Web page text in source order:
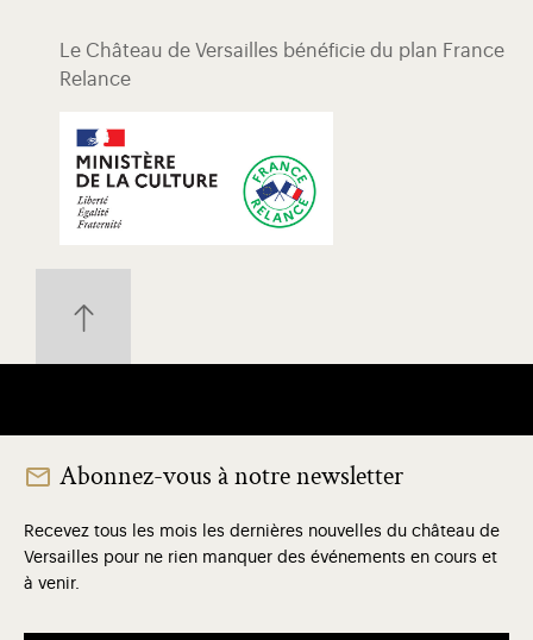
Le Château de Versailles bénéficie du plan France
Relance
Abonnez-vous à notre newsletter
Recevez tous les mois les dernières nouvelles du château de
Versailles pour ne rien manquer des événements en cours et
à venir.